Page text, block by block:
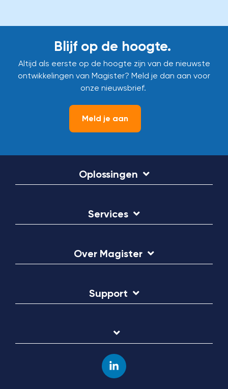
Blijf op de hoogte.
Altijd als eerste op de hoogte zijn van de nieuwste
ontwikkelingen van Magister? Meld je dan aan voor
onze nieuwsbrief.
Meld je aan
Oplossingen
Services
Over Magister
Support
Linkedin